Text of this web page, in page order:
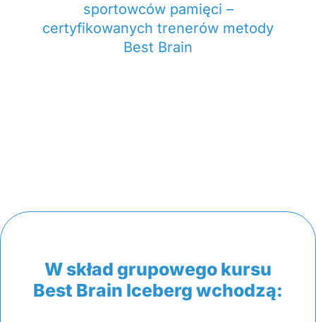
sportowców pamięci –
certyfikowanych trenerów metody
Best Brain
W skład grupowego kursu
Best Brain Iceberg wchodzą: